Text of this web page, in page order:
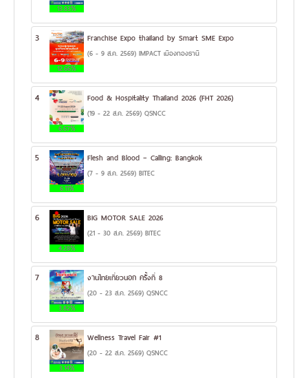
13.83%
3
12.66%
Franchise Expo thailand by Smart SME Expo
(6 - 9 ส.ค. 2569) IMPACT เมืองทองธานี
4
6.67%
Food & Hospitality Thailand 2026 (FHT 2026)
(19 - 22 ส.ค. 2569) QSNCC
5
6.11%
Flesh and Blood – Calling: Bangkok
(7 - 9 ส.ค. 2569) BITEC
6
4.28%
BIG MOTOR SALE 2026
(21 - 30 ส.ค. 2569) BITEC
7
3.82%
งานไทยเที่ยวนอก ครั้งที่ 8
(20 - 23 ส.ค. 2569) QSNCC
8
3.14%
Wellness Travel Fair #1
(20 - 22 ส.ค. 2569) QSNCC